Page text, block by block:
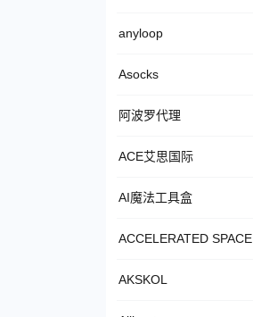
anyloop
Asocks
阿波罗代理
ACE艾思国际
AI魔法工具盒
ACCELERATED SPACE
AKSKOL